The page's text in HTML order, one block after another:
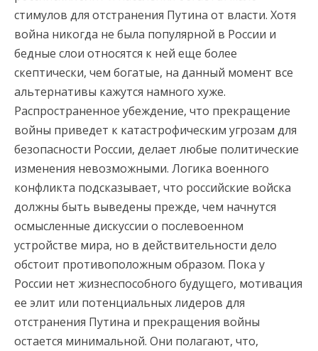
стимулов для отстранения Путина от власти. Хотя
война никогда не была популярной в России и
бедные слои относятся к ней еще более
скептически, чем богатые, на данный момент все
альтернативы кажутся намного хуже.
Распространенное убеждение, что прекращение
войны приведет к катастрофическим угрозам для
безопасности России, делает любые политические
изменения невозможными. Логика военного
конфликта подсказывает, что российские войска
должны быть выведены прежде, чем начнутся
осмысленные дискуссии о послевоенном
устройстве мира, но в действительности дело
обстоит противоположным образом. Пока у
России нет жизнеспособного будущего, мотивация
ее элит или потенциальных лидеров для
отстранения Путина и прекращения войны
остается минимальной. Они полагают, что,